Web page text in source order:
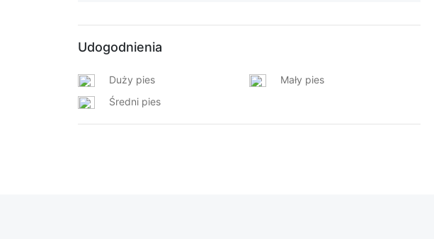
Udogodnienia
Duży pies
Mały pies
Średni pies